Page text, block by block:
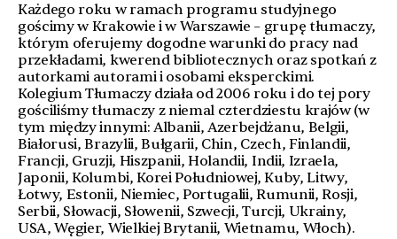
Każdego roku w ramach programu studyjnego
gościmy w Krakowie i w Warszawie – grupę tłumaczy,
którym oferujemy dogodne warunki do pracy nad
przekładami, kwerend bibliotecznych oraz spotkań z
autorkami autorami i osobami eksperckimi.
Kolegium Tłumaczy działa od 2006 roku i do tej pory
gościliśmy tłumaczy z niemal czterdziestu krajów (w
tym między innymi: Albanii, Azerbejdżanu, Belgii,
Białorusi, Brazylii, Bułgarii, Chin, Czech, Finlandii,
Francji, Gruzji, Hiszpanii, Holandii, Indii, Izraela,
Japonii, Kolumbi, Korei Południowej, Kuby, Litwy,
Łotwy, Estonii, Niemiec, Portugalii, Rumunii, Rosji,
Serbii, Słowacji, Słowenii, Szwecji, Turcji, Ukrainy,
USA, Węgier, Wielkiej Brytanii, Wietnamu, Włoch).